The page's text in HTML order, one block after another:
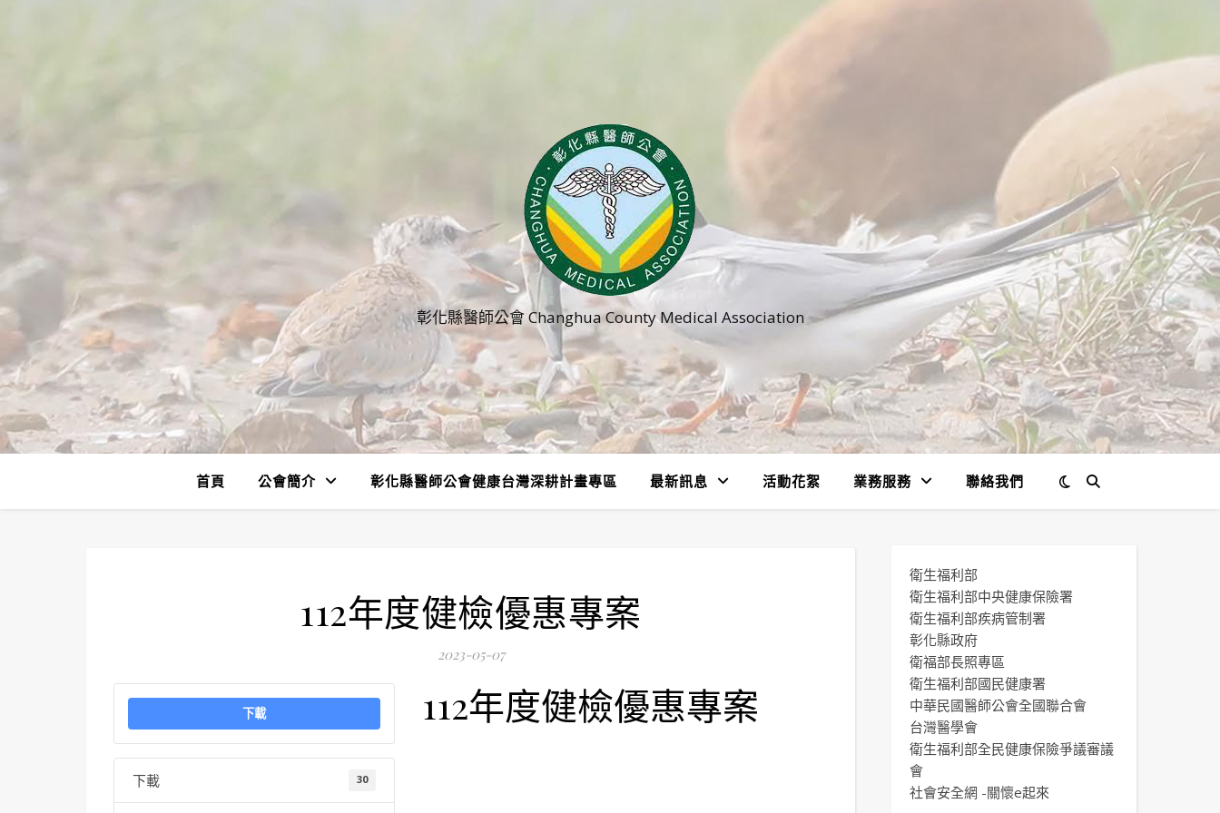
彰化縣醫師公會 Changhua County Medical Association
首頁 公會簡介 彰化縣醫師公會健康台灣深耕計畫專區 最新訊息 活動花絮 業務服務 聯絡我們
112年度健檢優惠專案
2023-05-07
下載
下載 30
112年度健檢優惠專案
衛生福利部
衛生福利部中央健康保險署
衛生福利部疾病管制署
彰化縣政府
衛福部長照專區
衛生福利部國民健康署
中華民國醫師公會全國聯合會
台灣醫學會
衛生福利部全民健康保險爭議審議
會
社會安全網 -關懷e起來